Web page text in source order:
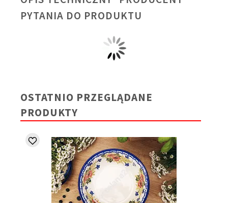
PYTANIA DO PRODUKTU
OSTATNIO PRZEGLĄDANE
PRODUKTY